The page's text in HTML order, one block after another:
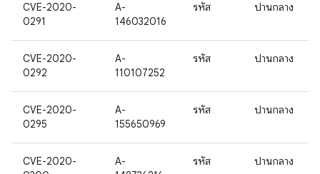
CVE-2020-
0291
A-
146032016
รหัส ปานกลาง
CVE-2020-
0292
A-
110107252
รหัส ปานกลาง
CVE-2020-
0295
A-
155650969
รหัส ปานกลาง
CVE-2020-
A-
รหัส ปานกลาง